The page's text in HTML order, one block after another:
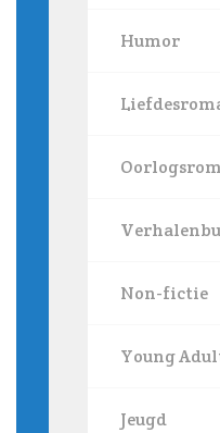
Humor
Non-fictie
Young
Jeugd